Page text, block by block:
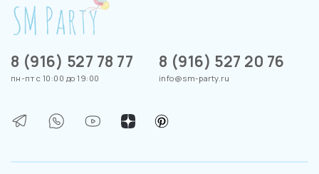
8 (916) 527 78 77
пн-пт с 10:00 до 19:00
8 (916) 527 20 76
info@sm-party.ru